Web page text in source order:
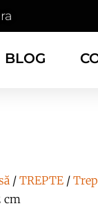
BLOG
/ TREPTE /
cm